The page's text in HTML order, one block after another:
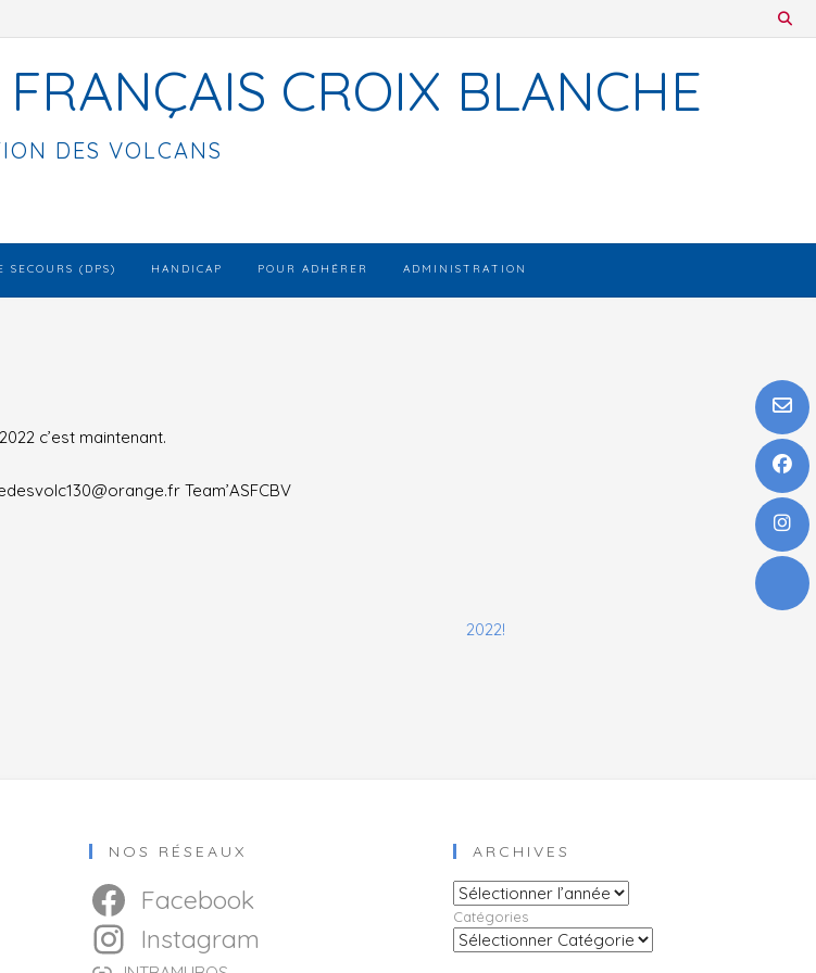
CROIX BLANCHE
DES VOLCANS
(DPS) HANDICAP POUR ADHÉRER ADMINISTRATION
c’est maintenant.
Team’ASFCBV
2022!
NOS RÉSEAUX
Facebook
Instagram
ARCHIVES
Archives
Catégories